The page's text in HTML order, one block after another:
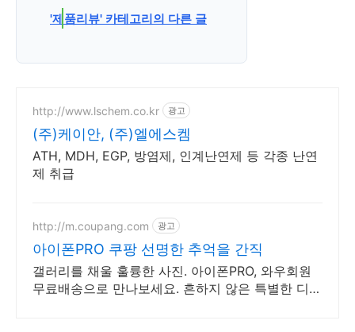
'제품리뷰' 카테고리의 다른 글
http://www.lschem.co.kr 광고
(주)케이안, (주)엘에스켐
ATH, MDH, EGP, 방염제, 인계난연제 등 각종 난연
제 취급
http://m.coupang.com 광고
아이폰PRO 쿠팡 선명한 추억을 간직
갤러리를 채울 훌륭한 사진. 아이폰PRO, 와우회원
무료배송으로 만나보세요. 흔하지 않은 특별한 디자